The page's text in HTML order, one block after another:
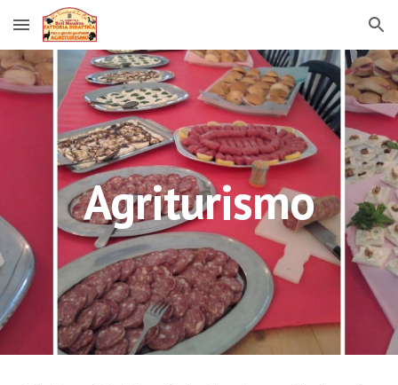
Skip to main content Skip to navigation
Agriturismo